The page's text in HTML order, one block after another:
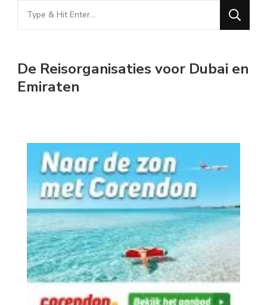
Looking
for
De Reisorganisaties voor Dubai en
Emiraten